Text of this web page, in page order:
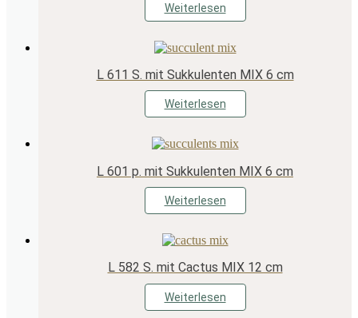
Weiterlesen
L 611 S. mit Sukkulenten MIX 6 cm
Weiterlesen
L 601 p. mit Sukkulenten MIX 6 cm
Weiterlesen
L 582 S. mit Cactus MIX 12 cm
Weiterlesen